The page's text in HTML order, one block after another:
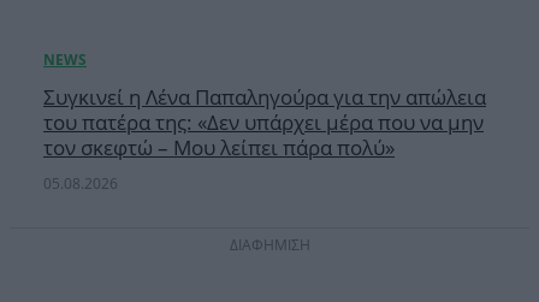
Συγκινεί η Λένα Παπαληγούρα για την απώλεια
του πατέρα της: «Δεν υπάρχει μέρα που να μην
τον σκεφτώ – Μου λείπει πάρα πολύ»
05.08.2026
ΔΙΑΦΗΜΙΣΗ